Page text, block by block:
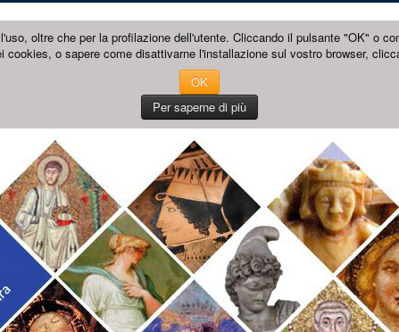
oltre che per la profilazione dell'utente. Cliccando il pulsante "OK" o
cookies, o sapere come disattivarne l'installazione sul vostro browser,
OK
Per saperne di più